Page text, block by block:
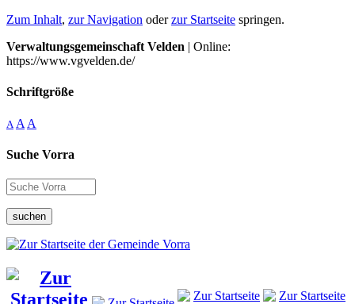
Zum Inhalt, zur Navigation oderzur Startseite springen.
Verwaltungsgemeinschaft Velden | Online:
https://www.vgvelden.de/
Schriftgröße
A A A
Suche Vorra
suchen